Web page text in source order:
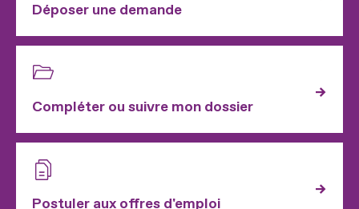
Déposer une demande
Compléter ou suivre mon dossier
Postuler aux offres d'emploi